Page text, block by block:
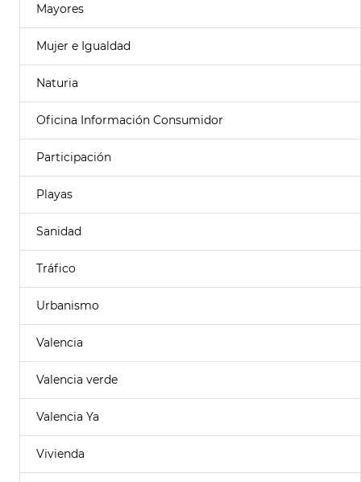
Mayores
Mujer e Igualdad
Naturia
Oficina Información Consumidor
Participación
Playas
Sanidad
Tráfico
Urbanismo
Valencia
Valencia verde
Valencia Ya
Vivienda